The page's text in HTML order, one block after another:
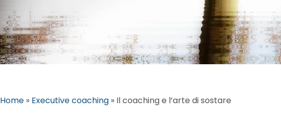
Home » Executive coaching » Il coaching e l’arte di sostare